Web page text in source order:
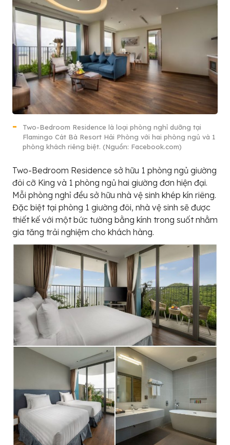
Two-Bedroom Residence là loại phòng nghỉ dưỡng tại
Flamingo Cát Bà Resort Hải Phòng với hai phòng ngủ và 1
phòng khách riêng biệt. (Nguồn: Facebook.com)
Two-Bedroom Residence sở hữu 1 phòng ngủ giường
đôi cỡ King và 1 phòng ngủ hai giường đơn hiện đại.
Mỗi phòng nghỉ đều sở hữu nhà vệ sinh khép kín riêng.
Đặc biệt tại phòng 1 giường đôi, nhà vệ sinh sẽ được
thiết kế với một bức tường bằng kính trong suốt nhằm
gia tăng trải nghiệm cho khách hàng.